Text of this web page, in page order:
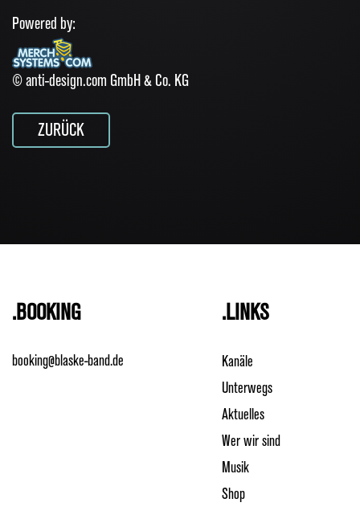
Powered by:
© anti-design.com GmbH & Co. KG
ZURÜCK
.BOOKING
booking@blaske-band.de
.LINKS
Kanäle
Unterwegs
Aktuelles
Wer wir sind
Musik
Shop